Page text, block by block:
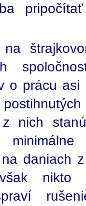
o prácu
nich
daniach